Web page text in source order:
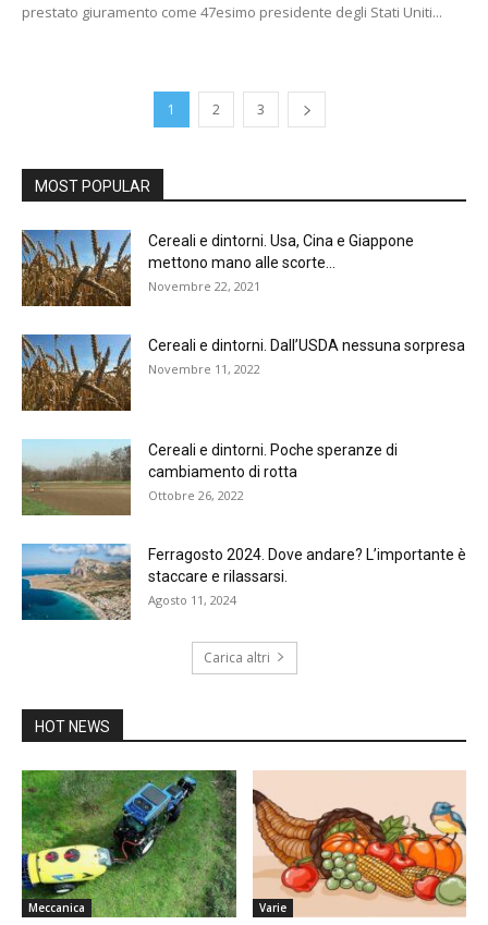
prestato giuramento come 47esimo presidente degli Stati Uniti...
1 2 3
MOST POPULAR
Cereali e dintorni. Usa, Cina e Giappone
mettono mano alle scorte...
Novembre 22, 2021
Cereali e dintorni. Dall’USDA nessuna sorpresa
Novembre 11, 2022
Cereali e dintorni. Poche speranze di
cambiamento di rotta
Ottobre 26, 2022
Ferragosto 2024. Dove andare? L’importante è
staccare e rilassarsi.
Agosto 11, 2024
Carica altri
HOT NEWS
Meccanica Varie